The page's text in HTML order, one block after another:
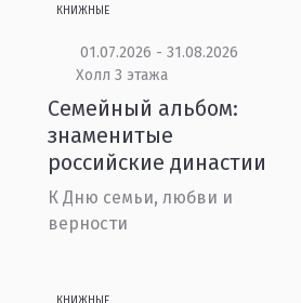
КНИЖНЫЕ
01.07.2026 - 31.08.2026
Холл 3 этажа
Семейный альбом:
знаменитые
российские династии
К Дню семьи, любви и
верности